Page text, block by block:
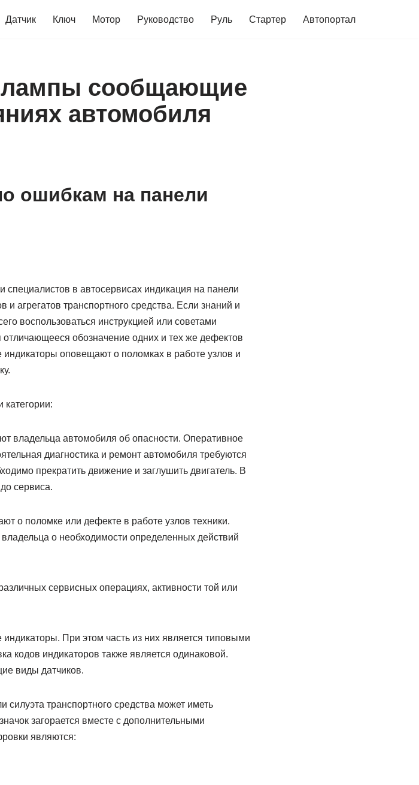
Датчик Ключ Мотор Руководство Руль Стартер Автопортал
лампы сообщающие
автомобиля
ошибкам на панели
в автосервисах индикация на панели
и агрегатов транспортного средства. Если знаний и
воспользоваться инструкцией или советами
обозначение одних и тех же дефектов
оповещают о поломках в работе узлов и
категории:
владельца автомобиля об опасности. Оперативное
диагностика и ремонт автомобиля требуются
прекратить движение и заглушить двигатель. В
сервиса.
о поломке или дефекте в работе узлов техники.
о необходимости определенных действий
сервисных операциях, активности той или
При этом часть из них является типовыми
кодов индикаторов также является одинаковой.
виды датчиков.
транспортного средства может иметь
загорается вместе с дополнительными
являются: